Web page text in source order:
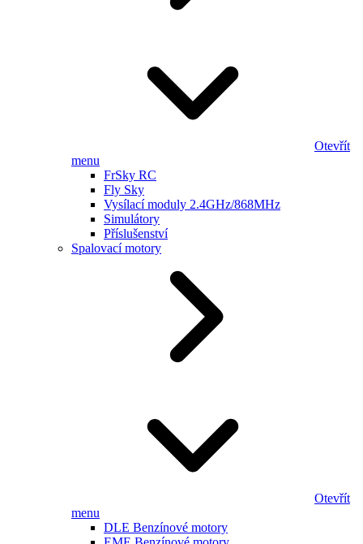
Otevřít
menu
FrSky RC
Fly Sky
Vysílací moduly 2.4GHz/868MHz
Simulátory
Příslušenství
Spalovací motory
Otevřít
menu
DLE Benzínové motory